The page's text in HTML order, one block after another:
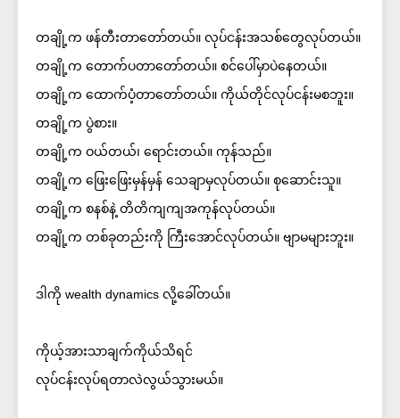
တချို့က ဖန်တီးတာတော်တယ်။ လုပ်ငန်းအသစ်တွေလုပ်တယ်။
တချို့က တောက်ပတာတော်တယ်။ စင်ပေါ်မှာပဲနေတယ်။
တချို့က ထောက်ပံ့တာတော်တယ်။ ကိုယ်တိုင်လုပ်ငန်းမစဘူး။
တချို့က ပွဲစား။
တချို့က ဝယ်တယ်၊ ရောင်းတယ်။ ကုန်သည်။
တချို့က ဖြေးဖြေးမှန်မှန် သေချာမှလုပ်တယ်။ စုဆောင်းသူ။
တချို့က စနစ်နဲ့ တိတိကျကျအကုန်လုပ်တယ်။
တချို့က တစ်ခုတည်းကို ကြီးအောင်လုပ်တယ်။ ဗျာမများဘူး။
ဒါကို wealth dynamics လို့ခေါ်တယ်။
ကိုယ့်အားသာချက်ကိုယ်သိရင်
လုပ်ငန်းလုပ်ရတာလဲလွယ်သွားမယ်။